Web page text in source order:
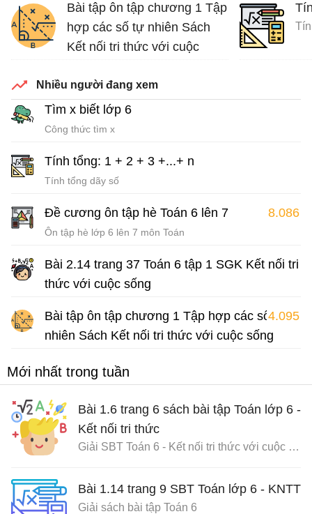
Bài tập ôn tập chương 1 Tập
hợp các số tự nhiên Sách
Kết nối tri thức với cuộc
Nhiều người đang xem
Tìm x biết lớp 6
Công thức tìm x
Tính tổng: 1 + 2 + 3 +...+ n
Tính tổng dãy số
Đề cương ôn tập hè Toán 6 lên 7 8.086
Ôn tập hè lớp 6 lên 7 môn Toán
Bài 2.14 trang 37 Toán 6 tập 1 SGK Kết nối tri
thức với cuộc sống
Bài tập ôn tập chương 1 Tập hợp các số tự
nhiên Sách Kết nối tri thức với cuộc sống
4.095
Mới nhất trong tuần
Bài 1.6 trang 6 sách bài tập Toán lớp 6 -
Kết nối tri thức
Giải SBT Toán 6 - Kết nối tri thức với cuộc sống
Bài 1.14 trang 9 SBT Toán lớp 6 - KNTT
Giải sách bài tập Toán 6